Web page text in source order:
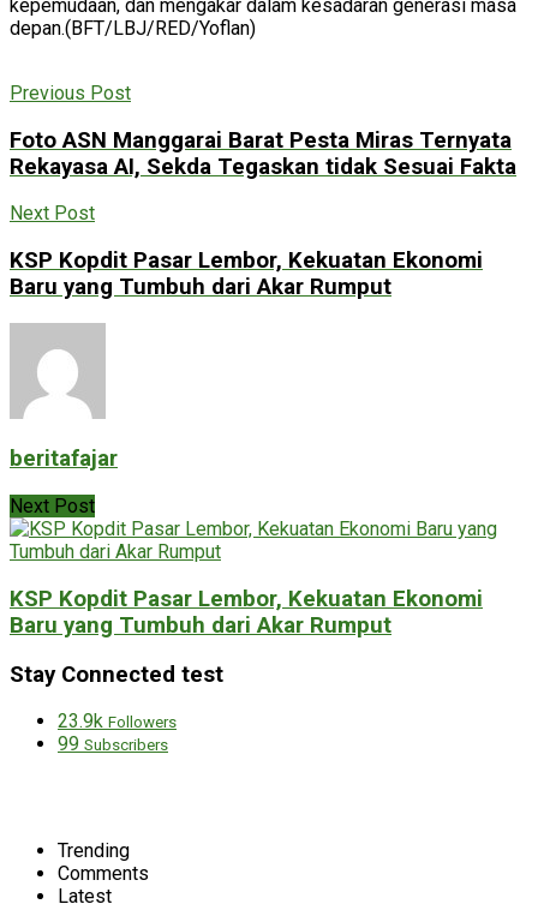
kepemudaan, dan mengakar dalam kesadaran generasi masa
depan.(BFT/LBJ/RED/Yoflan)
Previous Post
Foto ASN Manggarai Barat Pesta Miras Ternyata
Rekayasa AI, Sekda Tegaskan tidak Sesuai Fakta
Next Post
KSP Kopdit Pasar Lembor, Kekuatan Ekonomi
Baru yang Tumbuh dari Akar Rumput
beritafajar
Next Post
KSP Kopdit Pasar Lembor, Kekuatan Ekonomi
Baru yang Tumbuh dari Akar Rumput
Stay Connected test
23.9k Followers
99 Subscribers
Trending
Comments
Latest